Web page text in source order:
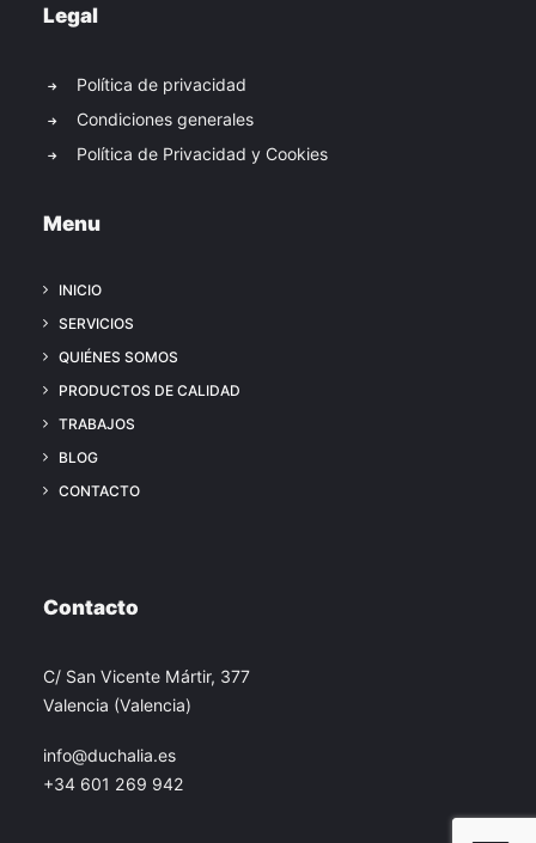
Legal
Política de privacidad
Condiciones generales
Política de Privacidad y Cookies
Menu
INICIO
SERVICIOS
QUIÉNES SOMOS
PRODUCTOS DE CALIDAD
TRABAJOS
BLOG
CONTACTO
Contacto
C/ San Vicente Mártir, 377
Valencia (Valencia)
info@duchalia.es
+34 601 269 942